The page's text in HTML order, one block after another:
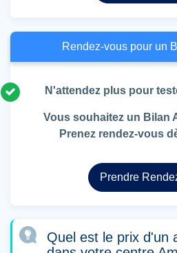
Rendez-vous pour un
N'attendez plus pour
Vous souhaitez un Bilan
Prenez rendez-vous
Prendre
Quel est le prix d'un